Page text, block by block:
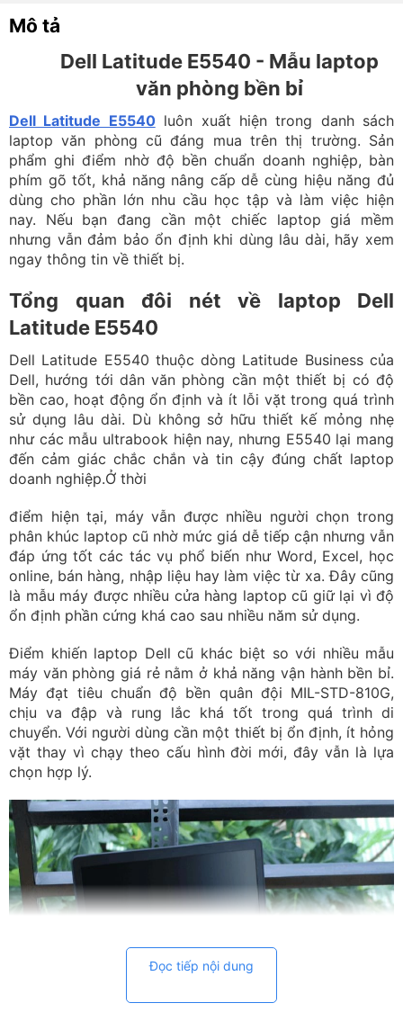
Mô tả
Dell Latitude E5540 - Mẫu laptop
văn phòng bền bỉ
Dell Latitude E5540luôn xuất hiện trong danh sách
laptop văn phòng cũ đáng mua trên thị trường. Sản
phẩm ghi điểm nhờ độ bền chuẩn doanh nghiệp, bàn
phím gõ tốt, khả năng nâng cấp dễ cùng hiệu năng đủ
dùng cho phần lớn nhu cầu học tập và làm việc hiện
nay. Nếu bạn đang cần một chiếc laptop giá mềm
nhưng vẫn đảm bảo ổn định khi dùng lâu dài, hãy xem
ngay thông tin về thiết bị.
Tổng quan đôi nét về laptop Dell
Latitude E5540
Dell Latitude E5540 thuộc dòng Latitude Business của
Dell, hướng tới dân văn phòng cần một thiết bị có độ
bền cao, hoạt động ổn định và ít lỗi vặt trong quá trình
sử dụng lâu dài. Dù không sở hữu thiết kế mỏng nhẹ
như các mẫu ultrabook hiện nay, nhưng E5540 lại mang
đến cảm giác chắc chắn và tin cậy đúng chất laptop
doanh nghiệp.Ở thời
điểm hiện tại, máy vẫn được nhiều người chọn trong
phân khúc laptop cũ nhờ mức giá dễ tiếp cận nhưng vẫn
đáp ứng tốt các tác vụ phổ biến như Word, Excel, học
online, bán hàng, nhập liệu hay làm việc từ xa. Đây cũng
là mẫu máy được nhiều cửa hàng laptop cũ giữ lại vì độ
ổn định phần cứng khá cao sau nhiều năm sử dụng.
Điểm khiến laptop Dell cũ khác biệt so với nhiều mẫu
máy văn phòng giá rẻ nằm ở khả năng vận hành bền bỉ.
Máy đạt tiêu chuẩn độ bền quân đội MIL-STD-810G,
chịu va đập và rung lắc khá tốt trong quá trình di
chuyển. Với người dùng cần một thiết bị ổn định, ít hỏng
vặt thay vì chạy theo cấu hình đời mới, đây vẫn là lựa
chọn hợp lý.
Đọc tiếp nội dung